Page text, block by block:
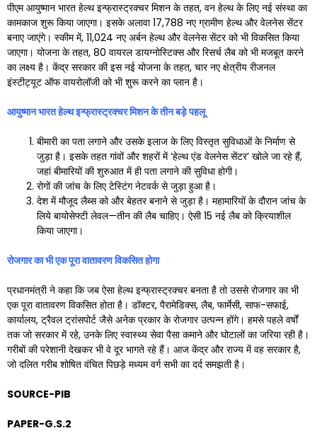
पीएम आयुष्मान भारत हेल्थ इन्फ्रास्ट्रक्चर मिशन के तहत, वन हेल्थ के लिए नई संस्था का
कामकाज शुरू किया जाएगा। इसके अलावा 17,788 नए ग्रामीण हेल्थ और वेलनेस सेंटर
बनाए जाएंगे। स्कीम में, 11,024 नए अर्बन हेल्थ और वेलनेस सेंटर को भी विकसित किया
जाएगा। योजना के तहत, 80 वायरल डायग्नोस्टिक्स और रिसर्च लैब को भी मजबूत करने
का लक्ष्य है। केंद्र सरकार की इस नई योजना के तहत, चार नए क्षेत्रीय रीजनल
इंस्टीट्यूट ऑफ वायरोलॉजी को भी शुरू करने का प्लान है।
आयुष्मान भारत हेल्थ इन्फ्रास्ट्रक्चर मिशन के तीन बड़े पहलू
बीमारी का पता लगाने और उसके इलाज के लिए विस्तृत सुविधाओं के निर्माण से
जुड़ा है। इसके तहत गांवों और शहरों में ‘हेल्थ एंड वेलनेस सेंटर’ खोले जा रहे हैं,
जहां बीमारियों की शुरुआत में ही पता लगाने की सुविधा होगी।
रोगों की जांच के लिए टेस्टिंग नेटवर्क से जुड़ा हुआ है।
देश में मौजूद लैब्स को और बेहतर बनाने से जुड़ा है। महामारियों के दौरान जांच के
लिये बायोसेफ्टी लेवल—तीन की लैब चाहिए। ऐसी 15 नई लैब को क्रियाशील
किया जाएगा।
रोजगार का भी एक पूरा वातावरण विकसित होगा
प्रधानमंत्री ने कहा कि जब ऐसा हेल्थ इन्फ्रास्ट्रक्चर बनता है तो उससे रोजगार का भी
एक पूरा वातावरण विकसित होता है। डॉक्टर, पैरामेडिक्स, लैब, फार्मेसी, साफ-सफाई,
कार्यालय, ट्रैवल ट्रांसपोर्ट जैसे अनेक प्रकार के रोजगार उत्पन्न होंगे। हमसे पहले वर्षों
तक जो सरकार में रहे, उनके लिए स्वास्थ्य सेवा पैसा कमाने और घोटालों का जरिया रही है।
गरीबों की परेशानी देखकर भी वे दूर भागते रहे हैं। आज केंद्र और राज्य में वह सरकार है,
जो दलित गरीब शोषित वंचित पिछड़े मध्यम वर्ग सभी का दर्द समझती है।
SOURCE-PIB
PAPER-G.S.2